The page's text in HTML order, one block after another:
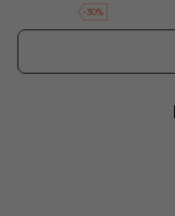
-30%